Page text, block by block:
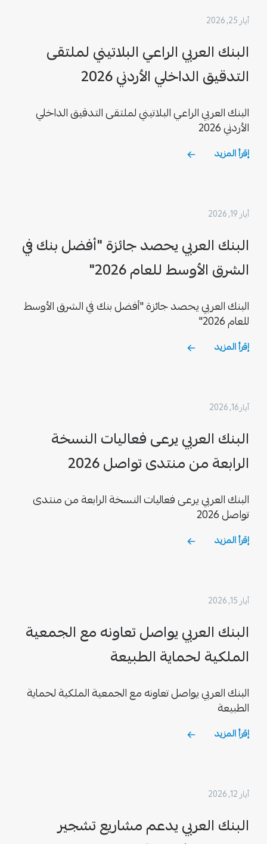
أيار 25, 2026
البنك العربي الراعي البلاتيني لملتقى
التدقيق الداخلي الأردني 2026
البنك العربي الراعي البلاتيني لملتقى التدقيق الداخلي
الأردني 2026
إقرأ المزيد
أيار 19, 2026
البنك العربي يحصد جائزة "أفضل بنك في
الشرق الأوسط للعام 2026"
البنك العربي يحصد جائزة "أفضل بنك في الشرق الأوسط
للعام 2026"
إقرأ المزيد
أيار 16, 2026
البنك العربي يرعى فعاليات النسخة
الرابعة من منتدى تواصل 2026
البنك العربي يرعى فعاليات النسخة الرابعة من منتدى
تواصل 2026
إقرأ المزيد
أيار 15, 2026
البنك العربي يواصل تعاونه مع الجمعية
الملكية لحماية الطبيعة
البنك العربي يواصل تعاونه مع الجمعية الملكية لحماية
الطبيعة
إقرأ المزيد
أيار 12, 2026
البنك العربي يدعم مشاريع تشجير